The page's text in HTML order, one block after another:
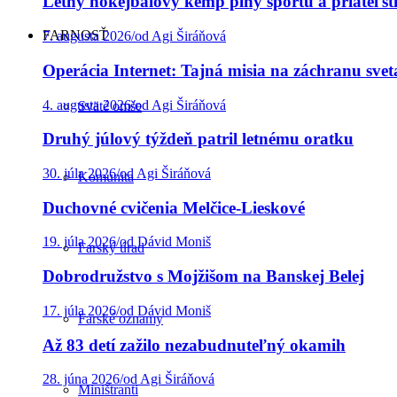
FARNOSŤ
Sväté omše
Komunita
Farský úrad
Farské oznamy
Miništranti
7. augusta 2026/od Agi Širáňová
Operácia Internet: Tajná misia na záchranu
4. augusta 2026/od Agi Širáňová
Druhý júlový týždeň patril letnému oratku
30. júla 2026/od Agi Širáňová
Duchovné cvičenia Melčice-Lieskové
19. júla 2026/od Dávid Moniš
Dobrodružstvo s Mojžišom na Banskej Belej
17. júla 2026/od Dávid Moniš
Až 83 detí zažilo nezabudnuteľný okamih
28. júna 2026/od Agi Širáňová